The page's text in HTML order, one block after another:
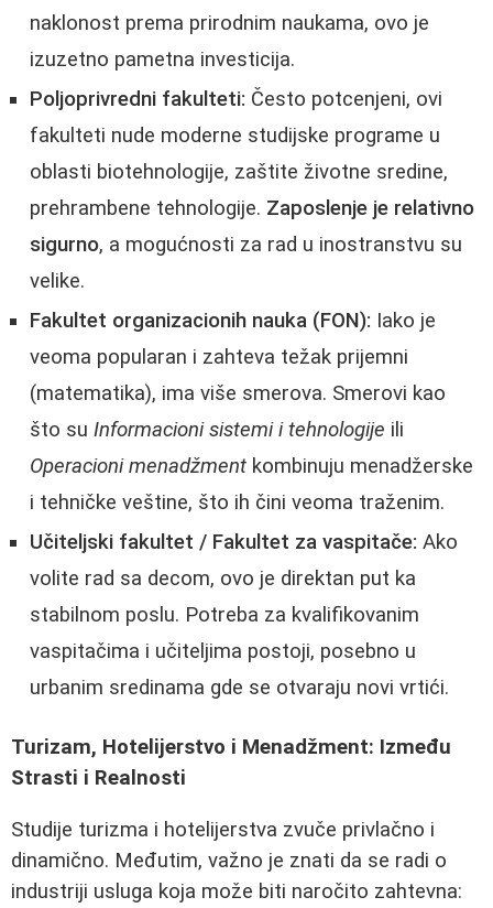
naklonost prema prirodnim naukama, ovo je
izuzetno pametna investicija.
Poljoprivredni fakulteti: Često potcenjeni, ovi
fakulteti nude moderne studijske programe u
oblasti biotehnologije, zaštite životne sredine,
prehrambene tehnologije. Zaposlenje je relativno
sigurno, a mogućnosti za rad u inostranstvu su
velike.
Fakultet organizacionih nauka (FON): Iako je
veoma popularan i zahteva težak prijemni
(matematika), ima više smerova. Smerovi kao
što su Informacioni sistemi i tehnologije ili
Operacioni menadžment kombinuju menadžerske
i tehničke veštine, što ih čini veoma traženim.
Učiteljski fakultet / Fakultet za vaspitače: Ako
volite rad sa decom, ovo je direktan put ka
stabilnom poslu. Potreba za kvalifikovanim
vaspitačima i učiteljima postoji, posebno u
urbanim sredinama gde se otvaraju novi vrtići.
Turizam, Hotelijerstvo i Menadžment: Između
Strasti i Realnosti
Studije turizma i hotelijerstva zvuče privlačno i
dinamično. Međutim, važno je znati da se radi o
industriji usluga koja može biti naročito zahtevna: